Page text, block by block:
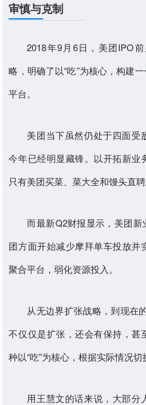
审慎与克制
2018年9月6日，美团IPO
略，明确了以“吃”为核心，构建
平台。
美团当下虽然仍处于四面受
今年已经明显藏锋。以开拓新业
只有美团买菜、菜大全和馒头直聘
而最新Q2财报显示，美团
团方面开始减少摩拜单车投放并
聚合平台，弱化资源投入。
从无边界扩张战略，到现在
不仅仅是扩张，还会有保持，甚
种以“吃”为核心，根据实际情况切
用王慧文的话来说，大部分